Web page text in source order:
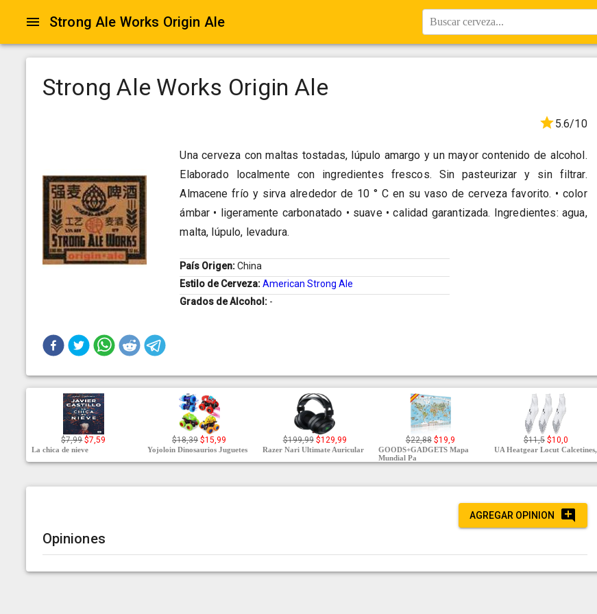
Strong Ale Works Origin Ale Buscar cerveza...
Strong Ale Works Origin Ale
5.6/10
Una cerveza con maltas tostadas, lúpulo amargo y un mayor contenido de alcohol.
Elaborado localmente con ingredientes frescos. Sin pasteurizar y sin filtrar.
Almacene frío y sirva alrededor de 10 ° C en su vaso de cerveza favorito. • color
ámbar • ligeramente carbonatado • suave • calidad garantizada. Ingredientes: agua,
malta, lúpulo, levadura.
País Origen:China
Estilo de Cerveza:American Strong Ale
Grados de Alcohol: -
$7,99 $7,59
La chica de nieve
$18,39 $15,99
Yojoloin Dinosaurios Juguetes
$199,99 $129,99
Razer Nari Ultimate Auricular
$22,88 $19,9
GOODS+GADGETS Mapa
Mundial Pa
$11,5 $10,0
UA Heatgear Locut Calcetines,
AGREGAR OPINION
Opiniones